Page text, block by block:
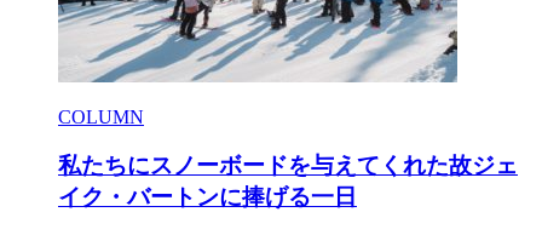
COLUMN
私たちにスノーボードを与えてくれた故ジェ
イク・バートンに捧げる一日